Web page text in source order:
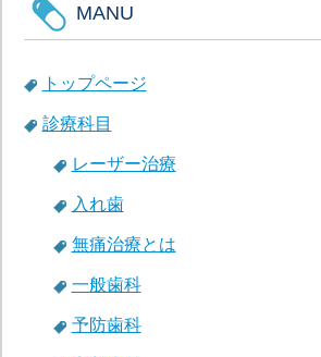
MANU
トップページ
診療科目
レーザー治療
入れ歯
無痛治療とは
一般歯科
予防歯科